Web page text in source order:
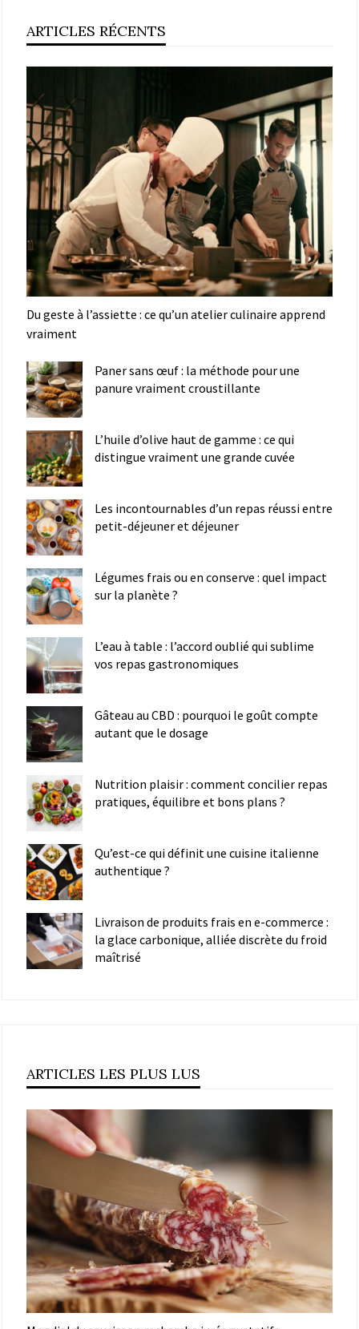
ARTICLES RÉCENTS
Du geste à l’assiette : ce qu’un atelier culinaire apprend
vraiment
Paner sans œuf : la méthode pour une
panure vraiment croustillante
L’huile d’olive haut de gamme : ce qui
distingue vraiment une grande cuvée
Les incontournables d’un repas réussi entre
petit-déjeuner et déjeuner
Légumes frais ou en conserve : quel impact
sur la planète ?
L’eau à table : l’accord oublié qui sublime
vos repas gastronomiques
Gâteau au CBD : pourquoi le goût compte
autant que le dosage
Nutrition plaisir : comment concilier repas
pratiques, équilibre et bons plans ?
Qu’est-ce qui définit une cuisine italienne
authentique ?
Livraison de produits frais en e-commerce :
la glace carbonique, alliée discrète du froid
maîtrisé
ARTICLES LES PLUS LUS